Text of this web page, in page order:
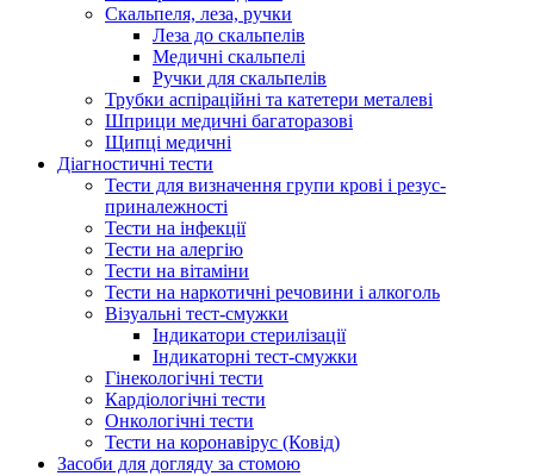
Скальпеля, леза, ручки
Леза до скальпелів
Медичні скальпелі
Ручки для скальпелів
Трубки аспіраційні та катетери металеві
Шприци медичні багаторазові
Щипці медичні
Діагностичні тести
Тести для визначення групи крові і резус-
приналежності
Тести на інфекції
Тести на алергію
Тести на вітаміни
Тести на наркотичні речовини і алкоголь
Візуальні тест-смужки
Індикатори стерилізації
Індикаторні тест-смужки
Гінекологічні тести
Кардіологічні тести
Онкологічні тести
Тести на коронавірус (Ковід)
Засоби для догляду за стомою